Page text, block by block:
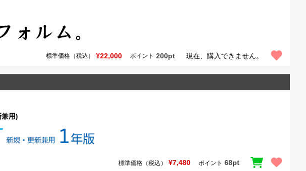
標準価格（税込） ¥22,000 ポイント 200pt 現在、購入できません。
用)
標準価格（税込） ¥7,480 ポイント 68pt